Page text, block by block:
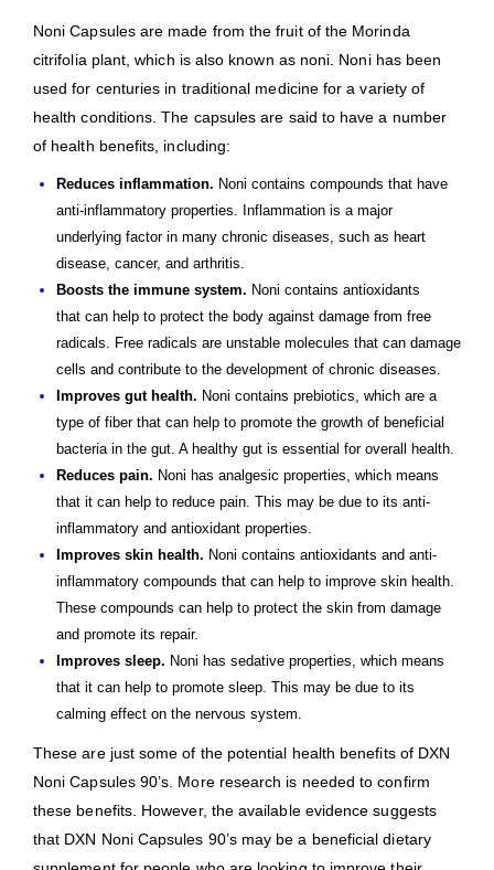
Noni Capsules are made from the fruit of the Morinda
citrifolia plant, which is also known as noni. Noni has been
used for centuries in traditional medicine for a variety of
health conditions. The capsules are said to have a number
of health benefits, including:
Reduces inflammation. Noni contains compounds that have
anti-inflammatory properties. Inflammation is a major
underlying factor in many chronic diseases, such as heart
disease, cancer, and arthritis.
Boosts the immune system. Noni contains antioxidants
that can help to protect the body against damage from free
radicals. Free radicals are unstable molecules that can damage
cells andcontribute to the development of chronic diseases.
Improves gut health. Noni contains prebiotics, which are a
type of fiber that can help to promote the growth of beneficial
bacteria in the gut. A healthy gut is essential for overall health.
Reduces pain. Noni has analgesic properties, which means
that it can help to reduce pain. This may be due to its anti-
inflammatory and antioxidant properties.
Improves skin health. Noni contains antioxidants and anti-
inflammatory compounds that can help to improve skin health.
These compounds can help to protect the skin from damage
and promote its repair.
Improves sleep. Noni has sedative properties, which means
that it can help to promote sleep. This may be due to its
calming effect on the nervous system.
These are just some of the potential health benefits of DXN
Noni Capsules 90’s. More research is needed to confirm
these benefits. However, the available evidence suggests
that DXN Noni Capsules 90’s may be a beneficial dietary